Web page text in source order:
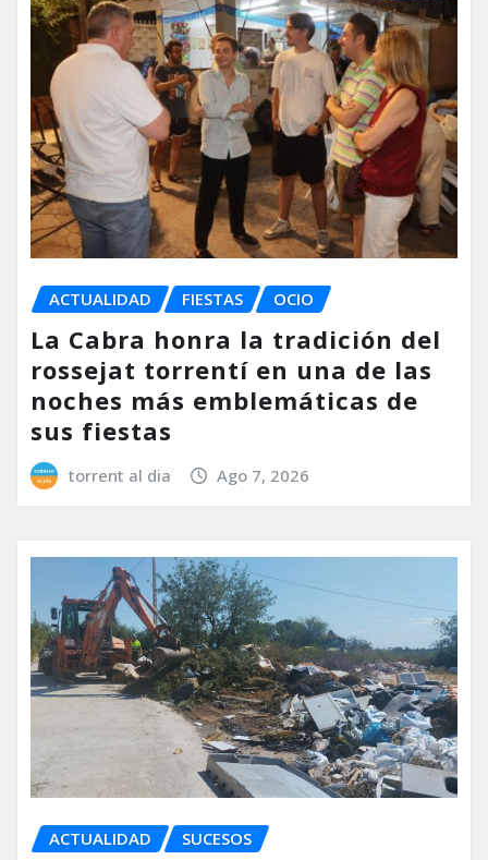
ACTUALIDAD FIESTAS OCIO
La Cabra honra la tradición del
rossejat torrentí en una de las
noches más emblemáticas de
sus fiestas
torrent al dia Ago 7, 2026
ACTUALIDAD SUCESOS